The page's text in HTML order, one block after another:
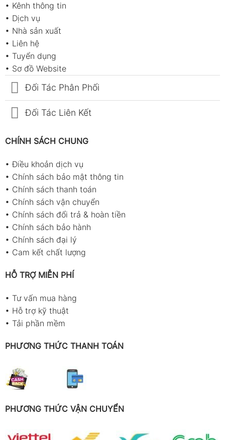
• Kênh thông tin
• Dịch vụ
• Nhà sản xuất
• Liên hệ
• Tuyển dụng
• Sơ đồ Website
Đối Tác Phân Phối
Đối Tác Liên Kết
CHÍNH SÁCH CHUNG
•Điều khoản dịch vụ
• Chính sách bảo mật thông tin
• Chính sách thanh toán
• Chính sách vận chuyển
• Chính sách đổi trả & hoàn tiền
• Chính sách bảo hành
• Chính sách đại lý
• Cam kết chất lượng
HỖ TRỢ MIỄN PHÍ
• Tư vấn mua hàng
• Hỗ trợ kỹ thuật
• Tải phần mềm
PHƯƠNG THỨC THANH TOÁN
PHƯƠNG THỨC VẬN CHUYỂN